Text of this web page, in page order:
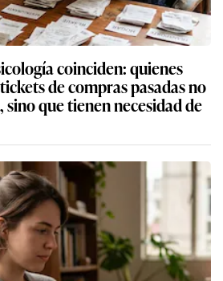
coinciden: quienes
de compras pasadas no
que tienen necesidad de